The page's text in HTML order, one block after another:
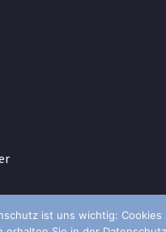
ist uns wichtig: